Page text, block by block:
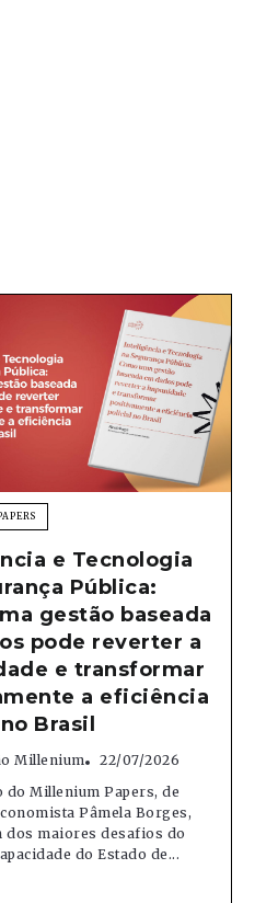
e Tecnologia
Pública:
gestão baseada
pode reverter a
e transformar
a eficiência
Brasil
Millenium
22/07/2026
do Millenium Papers, de
Pâmela Borges,
dos maiores desafios do
do Estado de...